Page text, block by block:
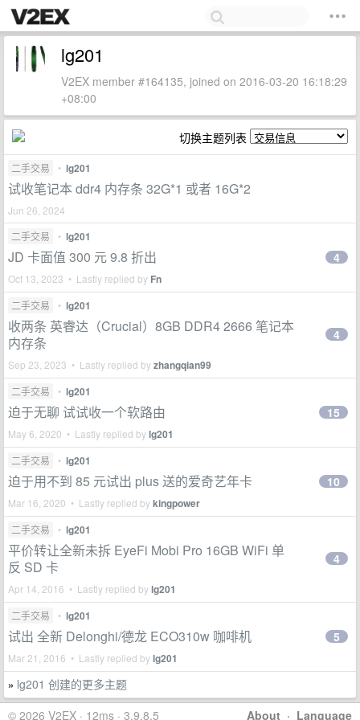
lg201
V2EX member #164135, joined on 2016-03-20 16:18:29
+08:00
切换主题列表
二手交易 • lg201
试收笔记本 ddr4 内存条 32G*1 或者 16G*2
Jun 26, 2024
二手交易
• lg201
JD 卡面值 300 元 9.8 折出
Oct 13, 2023 • Lastly replied by Fn
4
二手交易 • lg201
收两条 英睿达（Crucial）8GB DDR4 2666 笔记本
内存条
Sep 23, 2023 • Lastly replied byzhangqian99
4
二手交易 • lg201
迫于无聊 试试收一个软路由
May 6, 2020 • Lastly replied bylg201
15
二手交易 • lg201
迫于用不到 85 元试出 plus 送的爱奇艺年卡
Mar 16, 2020 • Lastly replied bykingpower
10
二手交易 • lg201
平价转让全新未拆 EyeFi Mobi Pro 16GB WiFi 单
反 SD 卡
Apr 14, 2016 • Lastly replied bylg201
4
二手交易 • lg201
试出 全新 Delonghi/德龙 ECO310w 咖啡机
Mar 21, 2016 • Lastly replied bylg201
5
» lg201 创建的更多主题
About · Language
© 2026 V2EX · 12ms · 3.9.8.5